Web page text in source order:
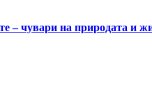
– чувари на природата и